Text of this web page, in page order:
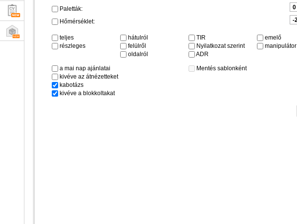
Paletták:
Hőmérséklet:
teljes
részleges
hátulról
felülről
oldalról
TIR
Nyilatkozat szerint
ADR
emelő
manipulátor
a mai nap ajánlatai
kivéve az átnézetteket
kabotázs
kivéve a blokkoltakat
Mentés sablonként